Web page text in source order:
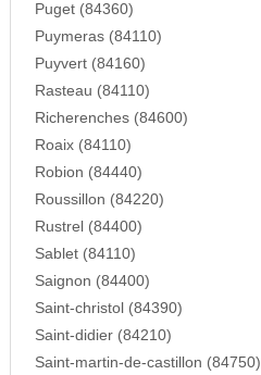
Puget (84360)
Puymeras (84110)
Puyvert (84160)
Rasteau (84110)
Richerenches (84600)
Roaix (84110)
Robion (84440)
Roussillon (84220)
Rustrel (84400)
Sablet (84110)
Saignon (84400)
Saint-christol (84390)
Saint-didier (84210)
Saint-martin-de-castillon (84750)